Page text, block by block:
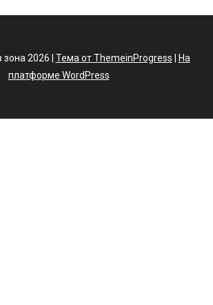
2026 | Тема от ThemeinProgress
На
платформе WordPress